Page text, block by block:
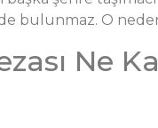
O
Ne